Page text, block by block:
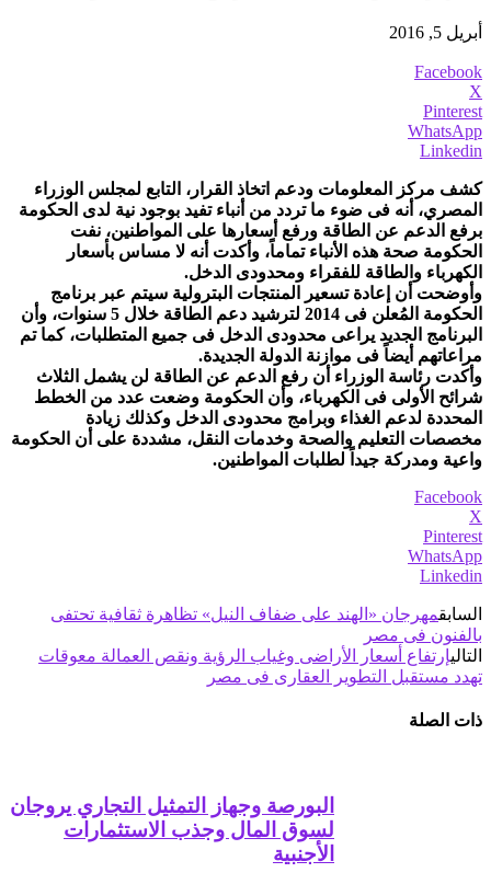
أبريل 5, 2016
Facebook
X
Pinterest
WhatsApp
Linkedin
كشف مركز المعلومات ودعم اتخاذ القرار، التابع لمجلس الوزراء
المصري، أنه فى ضوء ما تردد من أنباء تفيد بوجود نية لدى الحكومة
برفع الدعم عن الطاقة ورفع أسعارها على المواطنين، نفت
الحكومة صحة هذه الأنباء تماماً، وأكدت أنه لا مساس بأسعار
الكهرباء والطاقة للفقراء ومحدودى الدخل.
وأوضحت أن إعادة تسعير المنتجات البترولية سيتم عبر برنامج
الحكومة المُعلن فى 2014 لترشيد دعم الطاقة خلال 5 سنوات، وأن
البرنامج الجديد يراعى محدودى الدخل فى جميع المتطلبات، كما تم
مراعاتهم أيضاً فى موازنة الدولة الجديدة.
وأكدت رئاسة الوزراء أن رفع الدعم عن الطاقة لن يشمل الثلاث
شرائح الأولى فى الكهرباء، وأن الحكومة وضعت عدد من الخطط
المحددة لدعم الغذاء وبرامج محدودى الدخل وكذلك زيادة
مخصصات التعليم والصحة وخدمات النقل، مشددة على أن الحكومة
واعية ومدركة جيداً لطلبات المواطنين.
Facebook
X
Pinterest
WhatsApp
Linkedin
السابقمهرجان «الهند على ضفاف النيل» تظاهرة ثقافية تحتفى
بالفنون فى مصر
التاليإرتفاع أسعار الأراضى وغياب الرؤية ونقص العمالة معوقات
تهدد مستقبل التطوير العقارى فى مصر
ذات الصلة
البورصة وجهاز التمثيل التجاري يروجان
لسوق المال وجذب الاستثمارات
الأجنبية